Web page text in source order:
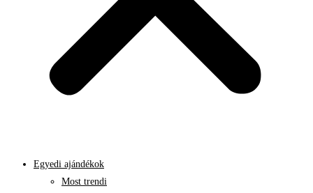
Egyedi ajándékok
Most trendi